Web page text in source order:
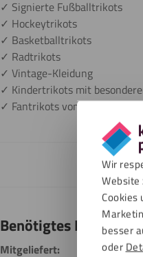
Wir
Website
besser
oder
✓ Signierte Fußballtrikots
✓ Hockeytrikots
✓ Basketballtrikots
✓ Radtrikots
✓ Vintage-Kleidung
✓ Kindertrikots mit
✓ Fantrikots von Künstlern
Benötigtes Material
Mitgeliefert: